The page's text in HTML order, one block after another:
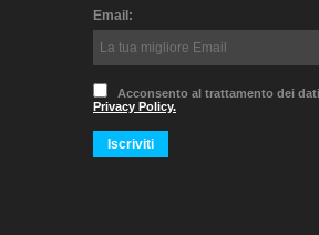
Email:
Acconsento al trattamento dei
Privacy Policy.